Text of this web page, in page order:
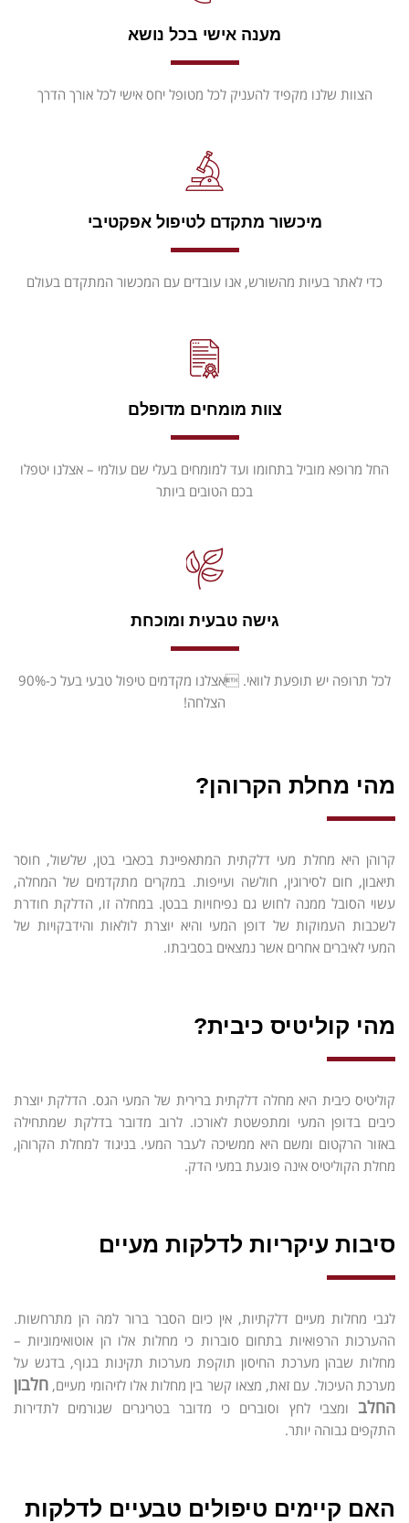
מענה אישי בכל נושא
הצוות שלנו מקפיד להעניק לכל מטופל יחס אישי לכל אורך הדרך
מיכשור מתקדם לטיפול אפקטיבי
כדי לאתר בעיות מהשורש, אנו עובדים עם המכשור המתקדם בעולם
צוות מומחים מדופלם
החל מרופא מוביל בתחומו ועד למומחים בעלי שם עולמי – אצלנו יטפלו
בכם הטובים ביותר
גישה טבעית ומוכחת
לכל תרופה יש תופעת לוואי. אצלנו מקדמים טיפול טבעי בעל כ-90%
הצלחה!
מהי מחלת הקרוהן?
קרוהן היא מחלת מעי דלקתית המתאפיינת בכאבי בטן, שלשול, חוסר
תיאבון, חום לסירוגין, חולשה ועייפות. במקרים מתקדמים של המחלה,
עשוי הסובל ממנה לחוש גם נפיחויות בבטן. במחלה זו, הדלקת חודרת
לשכבות העמוקות של דופן המעי והיא יוצרת לולאות והידבקויות של
המעי לאיברים אחרים אשר נמצאים בסביבתו.
מהי קוליטיס כיבית?
קוליטיס כיבית היא מחלה דלקתית ברירית של המעי הגס. הדלקת יוצרת
כיבים בדופן המעי ומתפשטת לאורכו. לרוב מדובר בדלקת שמתחילה
באזור הרקטום ומשם היא ממשיכה לעבר המעי. בניגוד למחלת הקרוהן,
מחלת הקוליטיס אינה פוגעת במעי הדק.
סיבות עיקריות לדלקות מעיים
לגבי מחלות מעיים דלקתיות, אין כיום הסבר ברור למה הן מתרחשות.
ההערכות הרפואיות בתחום סוברות כי מחלות אלו הן אוטואימוניות –
מחלות שבהן מערכת החיסון תוקפת מערכות תקינות בגוף, בדגש על
מערכת העיכול. עם זאת, מצאו קשר בין מחלות אלו לזיהומי מעיים, חלבון
החלב ומצבי לחץ וסוברים כי מדובר בטריגרים שגורמים לתדירות
התקפים גבוהה יותר.
האם קיימים טיפולים טבעיים לדלקות